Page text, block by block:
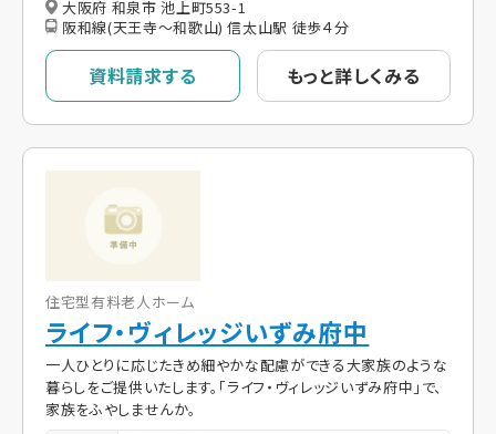
大阪府 和泉市 池上町553-1
阪和線(天王寺～和歌山) 信太山駅 徒歩４分
資料請求する もっと詳しくみる
住宅型有料老人ホーム
ライフ・ヴィレッジいずみ府中
一人ひとりに応じたきめ細やかな配慮ができる大家族のような
暮らしをご提供いたします。「ライフ・ヴィレッジいずみ府中」で、
家族をふやしませんか。